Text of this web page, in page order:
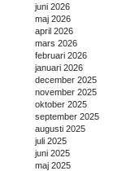
juni 2026
maj 2026
april 2026
mars 2026
februari 2026
januari 2026
december 2025
november 2025
oktober 2025
september 2025
augusti 2025
juli 2025
juni 2025
maj 2025